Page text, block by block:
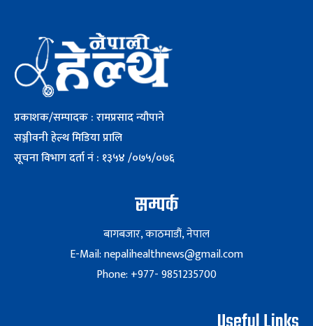
प्रकाशक/सम्पादक : रामप्रसाद न्यौपाने
सञ्जीवनी हेल्थ मिडिया प्रालि
सूचना विभाग दर्ता नं : १३५४ /०७५/०७६
सम्पर्क
बागबजार, काठमाडौं, नेपाल
E-Mail: nepalihealthnews@gmail.com
Phone: +977- 9851235700